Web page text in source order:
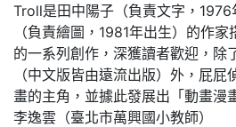
Troll是田中陽子（負責文字，
（負責繪圖，1981年出生）的作
的一系列創作，深獲讀者歡迎，除
（中文版皆由遠流出版）外，屁
畫的主角，並據此發展出「動畫漫
李逸雲（臺北市萬興國小教師）